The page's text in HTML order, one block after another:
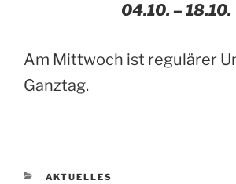
04.10. – 18.10.
Am Mittwoch ist regulärer
Ganztag.
KATEGORIEN
AKTUELLES